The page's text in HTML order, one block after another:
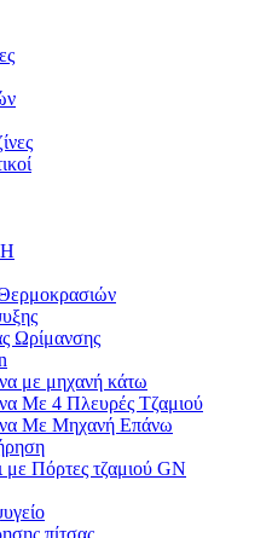
Ωρίμανσης
με μηχανή κάτω
Με 4 Πλευρές Τζαμιού
Με Μηχανή Επάνω
με Πόρτες τζαμιού GN
πίτσας